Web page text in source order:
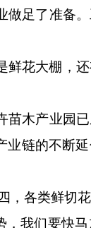
足了准备
鲜花大棚，
木产业园
链的不断
，各类鲜切
我们要快